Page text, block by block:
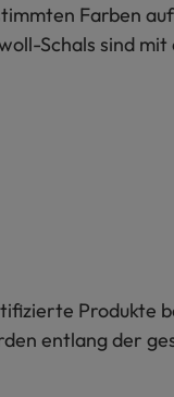
Farben
Schals sind
Produkte
entlang der